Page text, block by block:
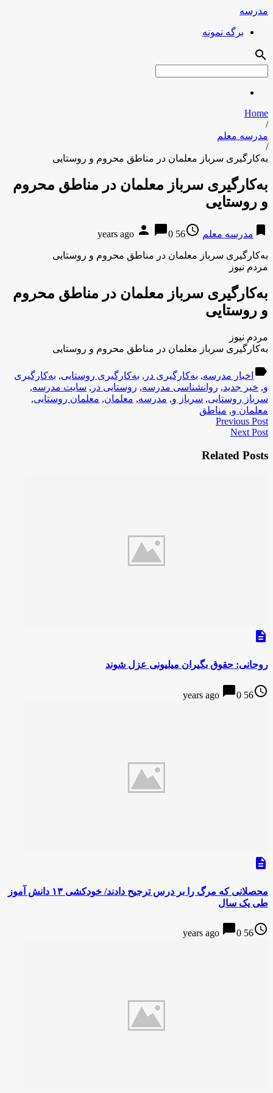
مدرسه
برگه نمونه
search
Home
/
مدرسه معلم
/
به‌کارگیری سرباز معلمان در مناطق محروم و روستایی
به‌کارگیری سرباز معلمان در مناطق محروم
و روستایی
bookmark مدرسه معلم access_time
56 years ago
person chat_bubble0
به‌کارگیری سرباز معلمان در مناطق محروم و روستایی
مردم نیوز
به‌کارگیری سرباز معلمان در مناطق محروم
و روستایی
مردم نیوز
به‌کارگیری سرباز معلمان در مناطق محروم و روستایی
label اخبار مدرسه, به‌کارگیری در , به‌کارگیری روستایی, به‌کارگیری
و, خبر جدید, روانشناسی مدرسه, روستایی در , سایت مدرسه,
سرباز روستایی, سرباز و, مدرسه, معلمان, معلمان روستایی,
معلمان و, مناطق
Previous Post
Next Post
Related Posts
description
روحانی: حقوق بگیران میلیونی عزل شوند
access_time
56 years ago
chat_bubble0
description
محصلانی که مرگ را بر درس ترجیح دادند/ خودکشی ۱۳ دانش آموز
طی یک سال
access_time
56 years ago
chat_bubble0